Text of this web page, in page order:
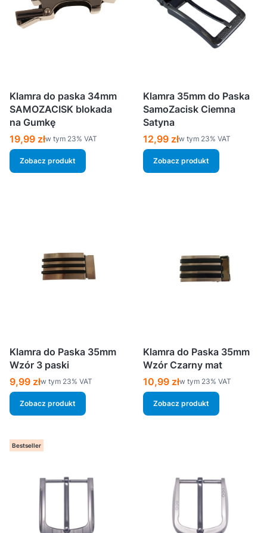
Klamra do paska 34mm
SAMOZACISK blokada
na Gumkę
Cena brutto
19,99 złw tym %s VAT
w tym 23% VAT
Zobacz produkt
Klamra 35mm do Paska
SamoZacisk Ciemna
Satyna
Cena brutto
12,99 złw tym %s VAT
w tym 23% VAT
Zobacz produkt
Klamra do Paska 35mm
Wzór 3 paski
Cena brutto
9,99 złw tym %s VAT
w tym 23% VAT
Zobacz produkt
Klamra do Paska 35mm
Wzór Czarny mat
Cena brutto
10,99 złw tym %s VAT
w tym 23% VAT
Zobacz produkt
Bestseller